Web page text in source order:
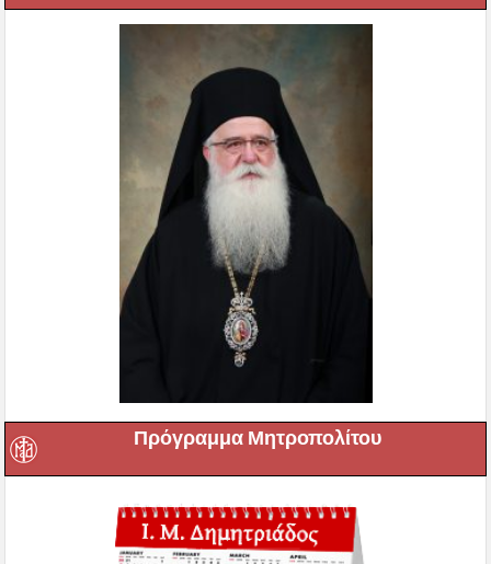
Πρόγραμμα Μητροπολίτου